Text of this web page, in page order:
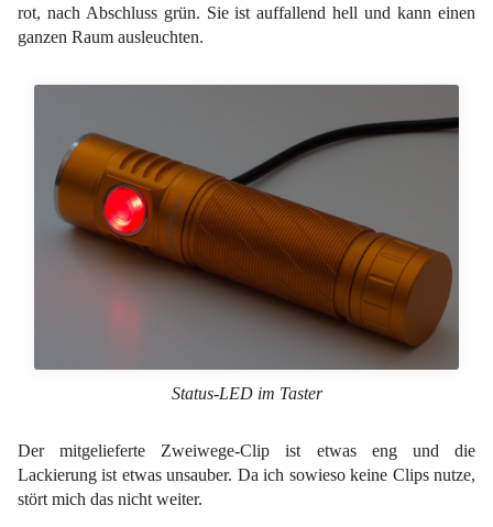
rot, nach Abschluss grün. Sie ist auffallend hell und kann einen
ganzen Raum ausleuchten.
Status-LED im Taster
Der mitgelieferte Zweiwege-Clip ist etwas eng und die
Lackierung ist etwas unsauber. Da ich sowieso keine Clips nutze,
stört mich das nicht weiter.